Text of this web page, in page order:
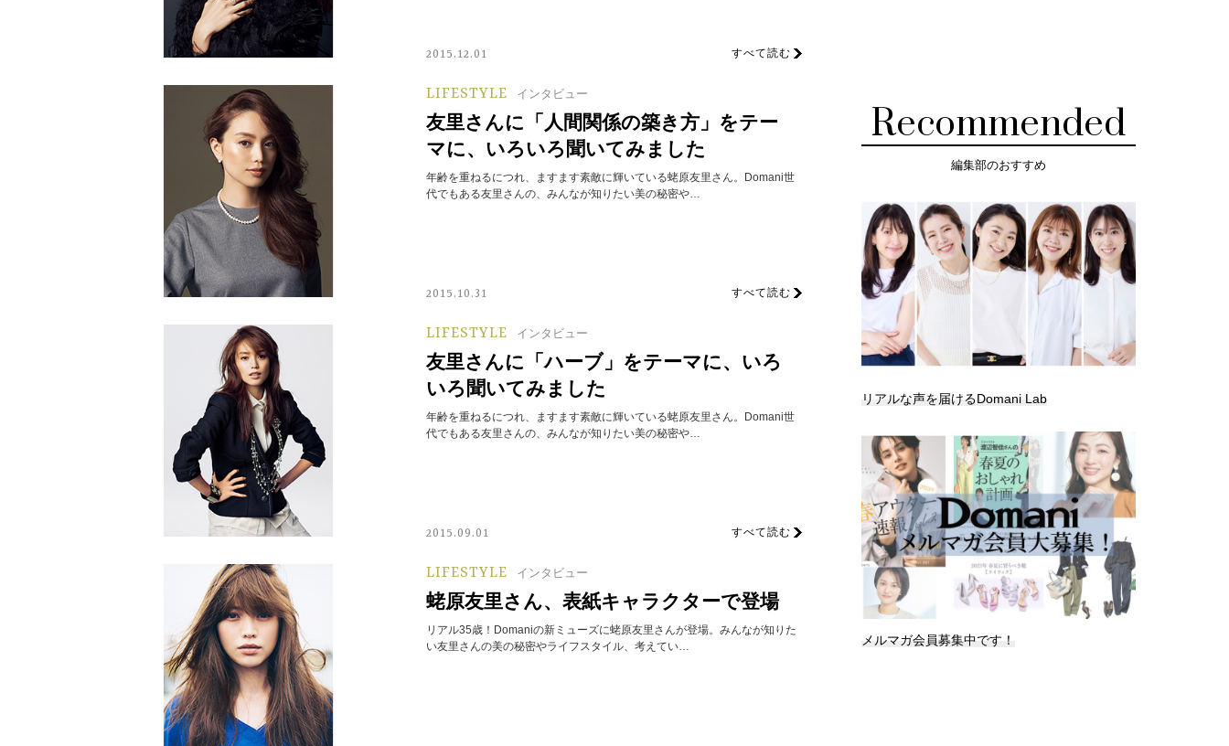
2015.12.01 すべて読む
LIFESTYLE インタビュー
友里さんに「人間関係の築き方」をテー
マに、いろいろ聞いてみました
年齢を重ねるにつれ、ますます素敵に輝いている蛯原友里さん。Domani世
代でもある友里さんの、みんなが知りたい美の秘密や…
2015.10.31 すべて読む
LIFESTYLE インタビュー
友里さんに「ハーブ」をテーマに、いろ
いろ聞いてみました
年齢を重ねるにつれ、ますます素敵に輝いている蛯原友里さん。Domani世
代でもある友里さんの、みんなが知りたい美の秘密や…
2015.09.01 すべて読む
LIFESTYLE インタビュー
蛯原友里さん、表紙キャラクターで登場
リアル35歳！Domaniの新ミューズに蛯原友里さんが登場。みんなが知りた
い友里さんの美の秘密やライフスタイル、考えてい…
Recommended
編集部のおすすめ
リアルな声を届けるDomani Lab
メルマガ会員募集中です！